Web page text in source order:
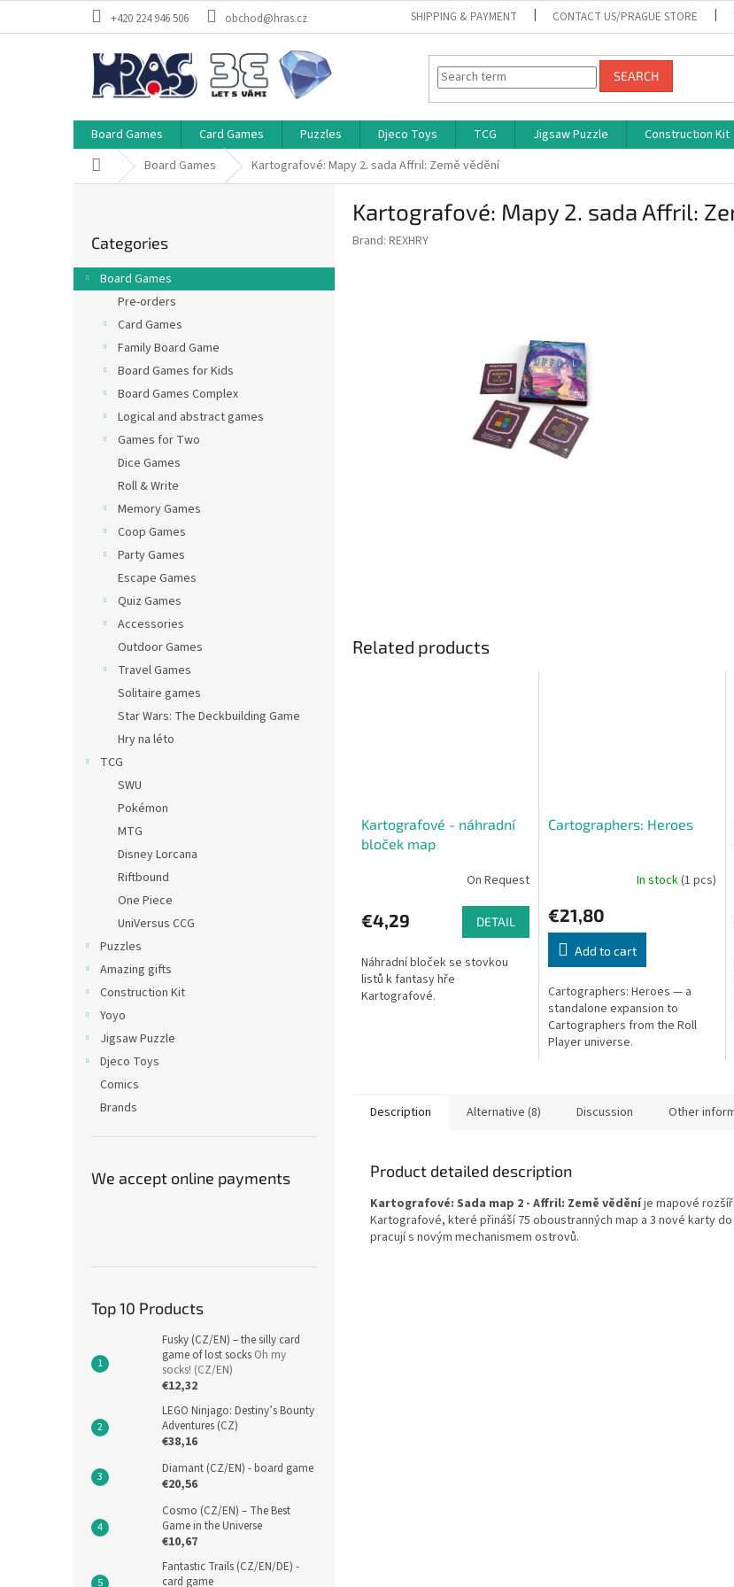
+420 224 946 506 obchod@hras.cz SHIPPING & PAYMENT CONTACT US/PRAGUE STORE
SEARCH
Board Games Card Games Puzzles Djeco Toys TCG Jigsaw Puzzle Construction Kit
Home Board Games Kartografové: Mapy 2. sada Affril: Země vědění
b
a
categories
Categories
Board Games
Pre-orders
Card Games
Family Board Game
Board Games for Kids
Board Games Complex
Logical and abstract games
Games for Two
Dice Games
Roll & Write
Memory Games
Coop Games
Party Games
Escape Games
Quiz Games
Accessories
Outdoor Games
Travel Games
Solitaire games
Star Wars: The Deckbuilding Game
Hry na léto
TCG
SWU
Pokémon
MTG
Disney Lorcana
Riftbound
One Piece
UniVersus CCG
Puzzles
Amazing gifts
Construction Kit
Yoyo
Jigsaw Puzzle
Djeco Toys
Comics
Brands
We accept online payments
Top 10 Products
Fusky (CZ/EN) – the silly card
game of lost socks Oh my
socks! (CZ/EN)
€12,32
LEGO Ninjago: Destiny’s Bounty
Adventures (CZ)
€38,16
Diamant (CZ/EN) - board game
€20,56
Cosmo (CZ/EN) – The Best
Game in the Universe
€10,67
Fantastic Trails (CZ/EN/DE) -
card game
Kartografové: Mapy 2. sada Affril:
Brand: REXHRY
Related products
Kartografové - náhradní
bloček map
On Request
€4,29 DETAIL
Náhradní bloček se stovkou
listů k fantasy hře
Kartografové.
Cartographers: Heroes
In stock(1 pcs)
€21,80
Add to cart
Cartographers: Heroes — a
standalone expansion to
Cartographers from the Roll
Player universe.
Description Alternative (8) Discussion Other
Product detailed description
Kartografové: Sada map 2 - Affril: Země věděníje mapové
Kartografové, které přináší 75 oboustranných map a 3 nové karty
pracují s novým mechanismem ostrovů.